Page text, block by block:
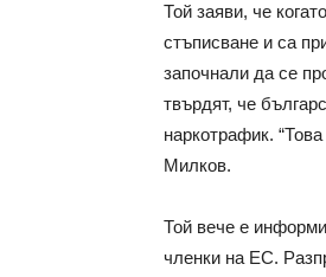
Той заяви, че
стъписване и са
започнали да се
твърдят, че
наркотрафик.
Милков.
Той вече е
членки на ЕС.